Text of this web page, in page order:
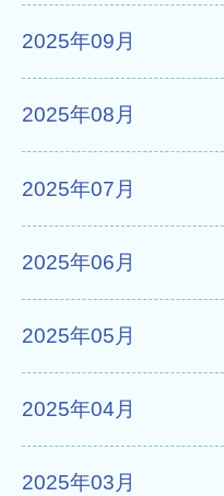
2025年09月
2025年08月
2025年07月
2025年06月
2025年05月
2025年04月
2025年03月